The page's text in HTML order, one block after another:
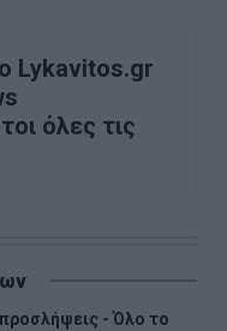
Lykavitos.gr
όλες τις
- Όλο το